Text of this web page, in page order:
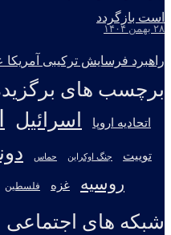
است بازگردد
۲۸ بهمن ۱۴۰۴
راهبرد فرسایش ترکیبی
برچسب های
اتحادیه اروپا اسرائیل
توییت جنگ اوکراین حماس
روسیه غزه فلسطین
شبکه های اجتماعی